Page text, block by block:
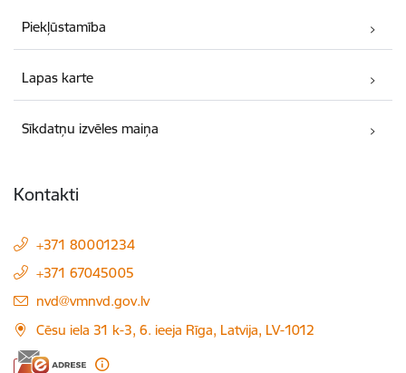
Piekļūstamība
Lapas karte
Sīkdatņu izvēles maiņa
Kontakti
+371 80001234
+371 67045005
E-pasts:
nvd@vmnvd.gov.lv
Cēsu iela 31 k-3, 6. ieeja Rīga, Latvija, LV-1012